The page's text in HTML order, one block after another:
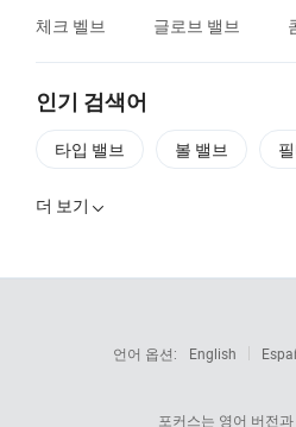
체크 벨브 글로브 밸브
인기 검색어
타입 밸브 볼 밸브
더 보기 
언어 옵션:
English
포커스는 영어 버전